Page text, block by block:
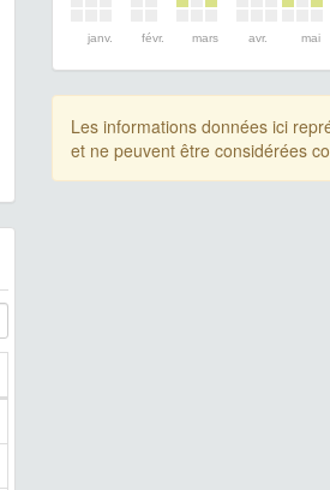
janv. févr. mars avr. mai
Les informations données ici
et ne peuvent être considérées